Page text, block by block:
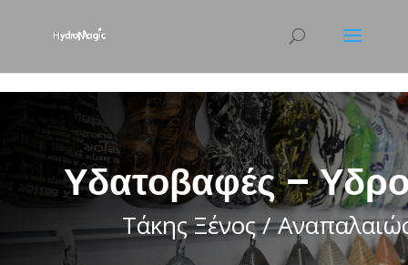
Υδατοβαφές –
Τάκης Ξένος /